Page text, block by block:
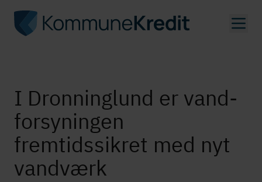
Gå
til
I Dronninglund er vand­
for­sy­nin­gen
fremtidssikret med nyt
vandværk